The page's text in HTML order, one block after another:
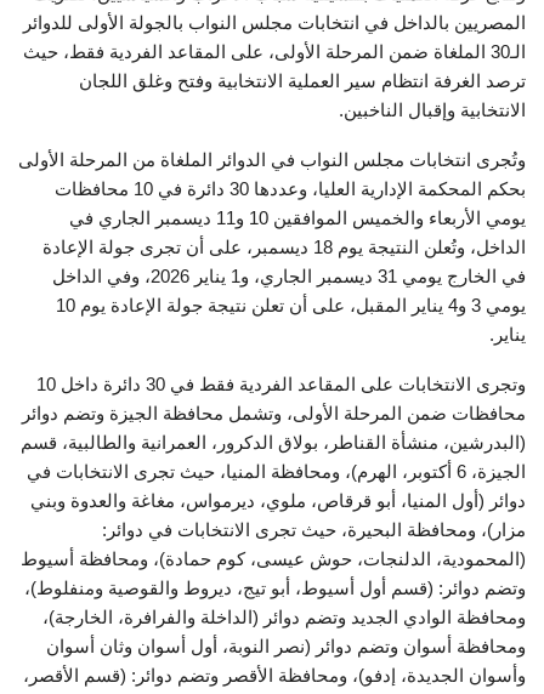
المصريين بالداخل في انتخابات مجلس النواب بالجولة الأولى للدوائر
الـ30 الملغاة ضمن المرحلة الأولى، على المقاعد الفردية فقط، حيث
ترصد الغرفة انتظام سير العملية الانتخابية وفتح وغلق اللجان
الانتخابية وإقبال الناخبين.
وتُجرى انتخابات مجلس النواب في الدوائر الملغاة من المرحلة الأولى
بحكم المحكمة الإدارية العليا، وعددها 30 دائرة في 10 محافظات
يومي الأربعاء والخميس الموافقين 10 و11 ديسمبر الجاري في
الداخل، وتُعلن النتيجة يوم 18 ديسمبر، على أن تجرى جولة الإعادة
في الخارج يومي 31 ديسمبر الجاري، و1 يناير 2026، وفي الداخل
يومي 3 و4 يناير المقبل، على أن تعلن نتيجة جولة الإعادة يوم 10
يناير.
وتجرى الانتخابات على المقاعد الفردية فقط في 30 دائرة داخل 10
محافظات ضمن المرحلة الأولى، وتشمل محافظة الجيزة وتضم دوائر
(البدرشين، منشأة القناطر، بولاق الدكرور، العمرانية والطالبية، قسم
الجيزة، 6 أكتوبر، الهرم)، ومحافظة المنيا، حيث تجرى الانتخابات في
دوائر (أول المنيا، أبو قرقاص، ملوي، ديرمواس، مغاغة والعدوة وبني
مزار)، ومحافظة البحيرة، حيث تجرى الانتخابات في دوائر:
(المحمودية، الدلنجات، حوش عيسى، كوم حمادة)، ومحافظة أسيوط
وتضم دوائر: (قسم أول أسيوط، أبو تيج، ديروط والقوصية ومنفلوط)،
ومحافظة الوادي الجديد وتضم دوائر (الداخلة والفرافرة، الخارجة)،
ومحافظة أسوان وتضم دوائر (نصر النوبة، أول أسوان وثان أسوان
وأسوان الجديدة، إدفو)، ومحافظة الأقصر وتضم دوائر: (قسم الأقصر،